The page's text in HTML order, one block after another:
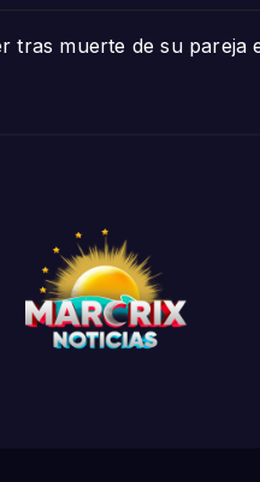
tras muerte de su pareja